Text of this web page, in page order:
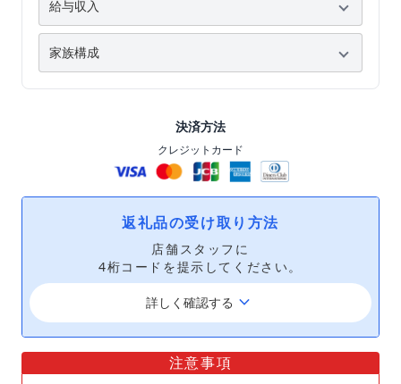
決済方法
クレジットカード
返礼品の受け取り方法
店舗スタッフに
4桁コードを提示してください。
詳しく確認する keyboard_arrow_down
注意事項